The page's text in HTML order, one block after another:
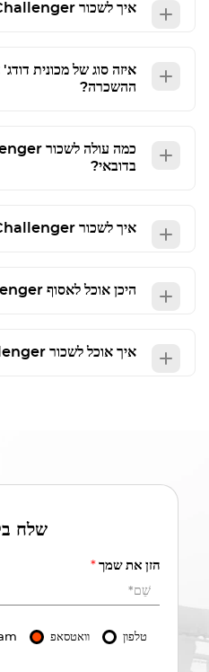
איך לשכור
איזה סוג של מכונית
ההשכרה?
כמה עולה לשכור
בדובאי?
איך לשכור
היכן אוכל לאסוף
איך אוכל לשכור
שלח
הזן את שמך*
טלפון וואטסאפ